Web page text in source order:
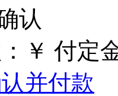
认
￥ 付定
并付款